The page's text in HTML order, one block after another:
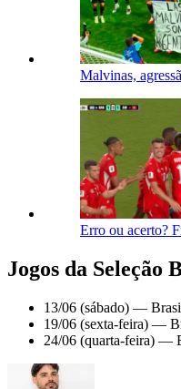
Malvinas,
Erro ou acerto?
Jogos da Seleção
13/06 (sábado) —
19/06 (sexta-feira) —
24/06 (quarta-feira)